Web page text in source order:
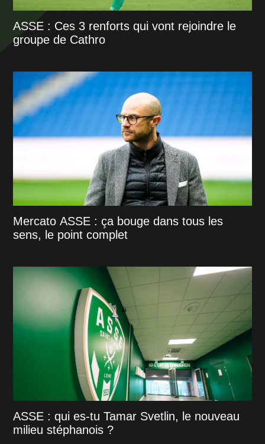
ASSE : Ces 3 renforts qui vont rejoindre le
groupe de Cathro
Mercato ASSE : ça bouge dans tous les
sens, le point complet
ASSE : qui es-tu Tamar Svetlin, le nouveau
milieu stéphanois ?